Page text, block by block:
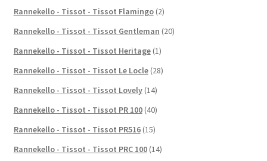
Rannekello - Tissot - Tissot Flamingo (2)
Rannekello - Tissot - Tissot Gentleman (20)
Rannekello - Tissot - Tissot Heritage (1)
Rannekello - Tissot - Tissot Le Locle (28)
Rannekello - Tissot - Tissot Lovely (14)
Rannekello - Tissot - Tissot PR 100 (40)
Rannekello - Tissot - Tissot PR516 (15)
Rannekello - Tissot - Tissot PRC 100 (14)